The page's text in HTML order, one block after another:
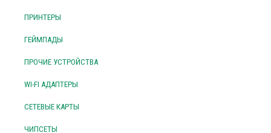
ПРИНТЕРЫ
ГЕЙМПАДЫ
ПРОЧИЕ УСТРОЙСТВА
WI-FI АДАПТЕРЫ
СЕТЕВЫЕ КАРТЫ
ЧИПСЕТЫ